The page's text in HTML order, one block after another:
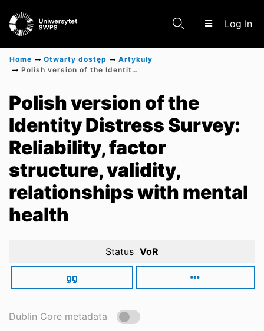
Log In
Scientific research results
Home Otwarty dostęp
Artykuły
Polish version of the Identity Distress Survey: Reliability, factor structure, validity, relationships with mental health
Polish version of the
Identity Distress Survey:
Reliability, factor
structure, validity,
relationships with mental
health
Status VoR
Dublin Core metadata